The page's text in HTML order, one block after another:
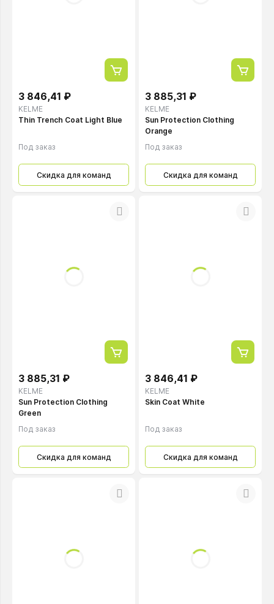
KELME
3 846,41 ₽
Thin Trench Coat Light Blue
Под заказ
Скидка для команд
KELME
3 885,31 ₽
Sun Protection Clothing
Orange
Под заказ
Скидка для команд
KELME
3 885,31 ₽
Sun Protection Clothing
Green
Под заказ
Скидка для команд
KELME
3 846,41 ₽
Skin Coat White
Под заказ
Скидка для команд